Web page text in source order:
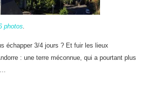
photos.
échapper 3/4 jours ? Et fuir les lieux
: une terre méconnue, qui a pourtant plus